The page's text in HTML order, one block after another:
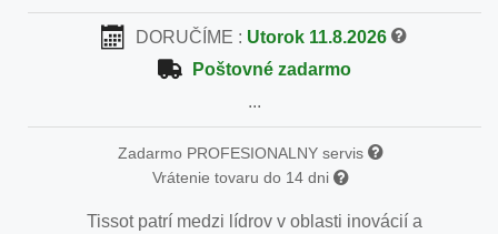
DORUČÍME : Utorok 11.8.2026
Poštovné zadarmo
...
Zadarmo PROFESIONALNY servis
Vrátenie tovaru do 14 dni
Tissot patrí medzi lídrov v oblasti inovácií a